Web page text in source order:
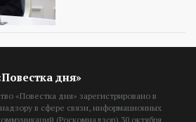
дня»
«Повестка дня» зарегистрировано в
в сфере связи, информационных
(Роскомнадзор) 30 октября